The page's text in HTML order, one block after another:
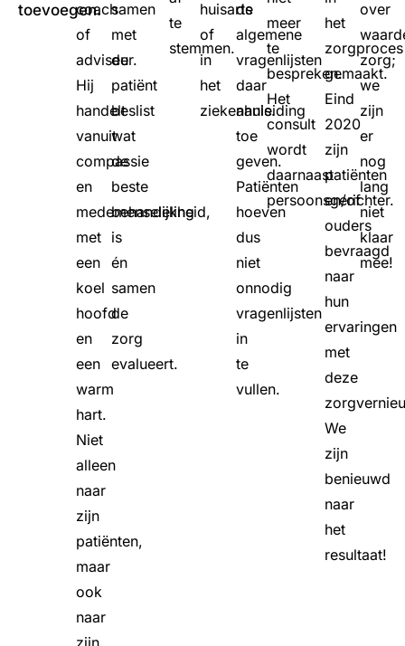
toevoegen.
coach
of
adviseur.
Hij
handelt
vanuit
compassie
en
medemenselijkheid,
met
een
koel
hoofd
en
een
warm
hart.
Niet
alleen
naar
zijn
patiënten,
maar
ook
naar
samen
met
de
patiënt
beslist
wat
de
beste
behandeling
is
én
samen
de
zorg
evalueert.
te
stemmen.
huisarts
of
in
het
ziekenhuis.
de
algemene
vragenlijsten
daar
aanleiding
toe
geven.
Patiënten
hoeven
dus
niet
onnodig
vragenlijsten
in
te
vullen.
meer
te
bespreken.
Het
consult
wordt
daarnaast
persoonsgerichter.
het
zorgproces
gemaakt.
Eind
2020
zijn
patiënten
en/of
ouders
bevraagd
naar
hun
ervaringen
met
deze
We
zijn
benieuwd
naar
het
resultaat!
over
zorg;
we
zijn
er
nog
lang
niet
klaar
mee!